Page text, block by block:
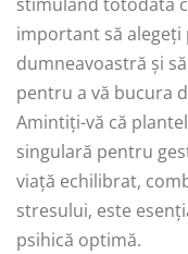
stimulând totodată
important să
dumneavoastră și
pentru a vă bucura
Amintiți-vă că
singulară pentru
viață echilibrat,
stresului, este
psihică optimă.